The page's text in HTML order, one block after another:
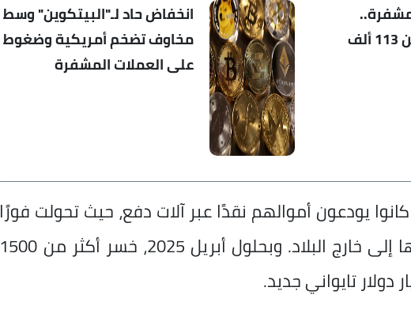
البيتكوين أقل من 113 ألف
انخفاض حاد لـ"البيتكوين" وسط
مخاوف تضخم أمريكية وضغوط
على العملات المشفرة
يودعون أموالهم نقدًا عبر آلات دفع، حيث تحولت فورًا
إلى عملات مشفرة قبل نقلها إلى خارج البلاد. وبحلول أبريل 2025، خسر أكثر من 1500